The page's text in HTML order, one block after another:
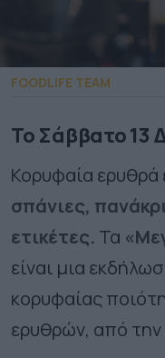
FOODLIFE TEAM
Το Σάββατο 13
Κορυφαία ερυθρά
σπάνιες,
ετικέτες. Τα
είναι μια
κορυφαίας
ερυθρών, από την